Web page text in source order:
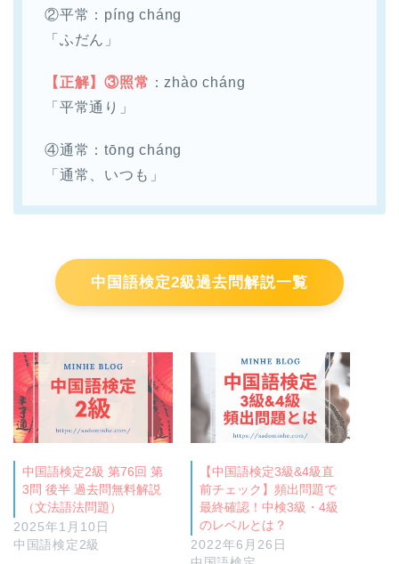
②平常：píng cháng
「ふだん」
【正解】③照常 ：zhào cháng
「平常通り」
④通常：tōng cháng
「通常、いつも」
中国語検定2級過去問解説一覧
中国語検定2級 第76回 第
3問 後半 過去問無料解説
（文法語法問題）
2025年1月10日
中国語検定2級
【中国語検定3級&4級直
前チェック】頻出問題で
最終確認！中検3級・4級
のレベルとは？
2022年6月26日